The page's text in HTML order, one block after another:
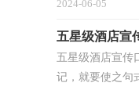
2024-06-05
五星级酒店宣
五星级酒店宣传
记，就要使之句